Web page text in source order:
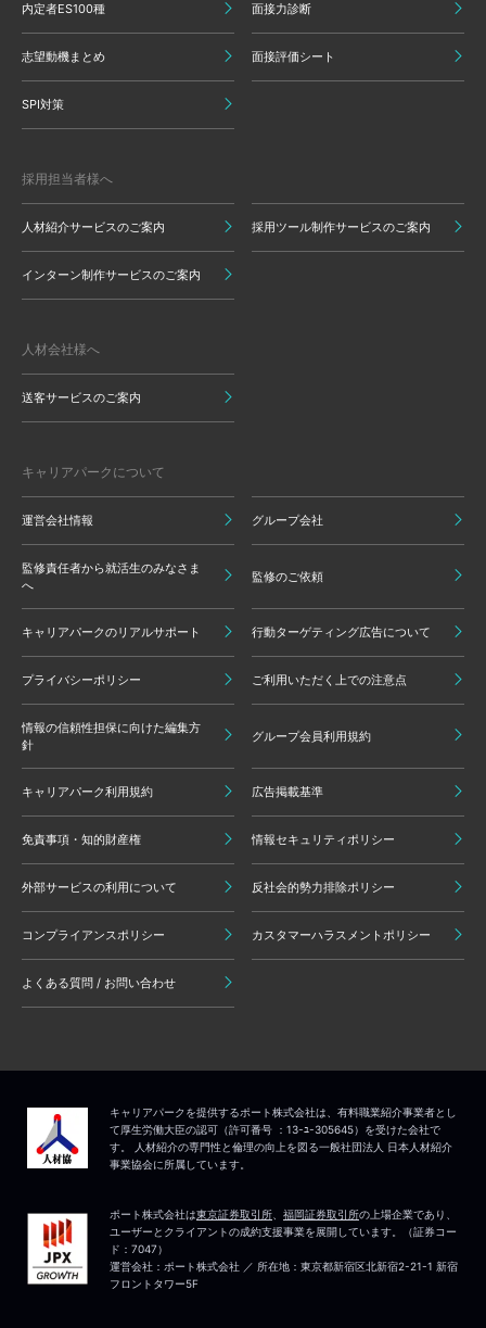
内定者ES100種 面接力診断
志望動機まとめ 面接評価シート
SPI対策
採用担当者様へ
人材紹介サービスのご案内 採用ツール制作サービスのご案内
インターン制作サービスのご案内
人材会社様へ
送客サービスのご案内
キャリアパークについて
運営会社情報 グループ会社
監修責任者から就活生のみなさま
へ
監修のご依頼
キャリアパークのリアルサポート 行動ターゲティング広告について
プライバシーポリシー ご利用いただく上での注意点
情報の信頼性担保に向けた編集方
針
グループ会員利用規約
キャリアパーク利用規約 広告掲載基準
免責事項・知的財産権 情報セキュリティポリシー
外部サービスの利用について 反社会的勢力排除ポリシー
コンプライアンスポリシー カスタマーハラスメントポリシー
よくある質問 / お問い合わせ